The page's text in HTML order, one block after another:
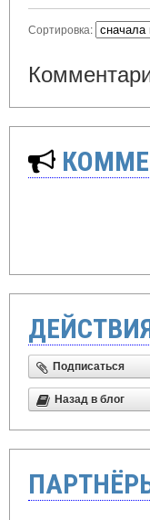
Сортировка:
Подписаться
Назад в блог